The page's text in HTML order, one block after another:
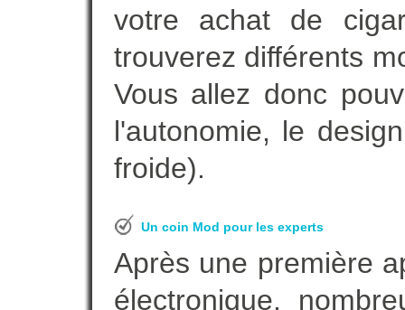
votre achat de
trouverez différents
Vous allez donc
l'autonomie, le
froide).
Un coin Mod pour les experts
Après une première
électronique,